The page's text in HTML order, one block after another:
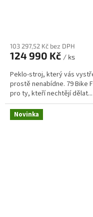
103 297,52 Kč bez DPH
124 990 Kč / ks
Peklo-stroj, který vás
prostě nenabídne. 79 Bike
pro ty, kteří nechtějí dělat...
Novinka